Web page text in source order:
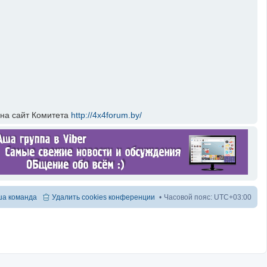
сайт Комитета http://4x4forum.by/
Часовой пояс: UTC+03:00
Удалить cookies конференции
команда